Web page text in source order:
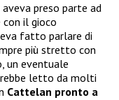
preso parte ad
con il gioco
fatto parlare di
più stretto con
un eventuale
letto da molti
Cattelan pronto a